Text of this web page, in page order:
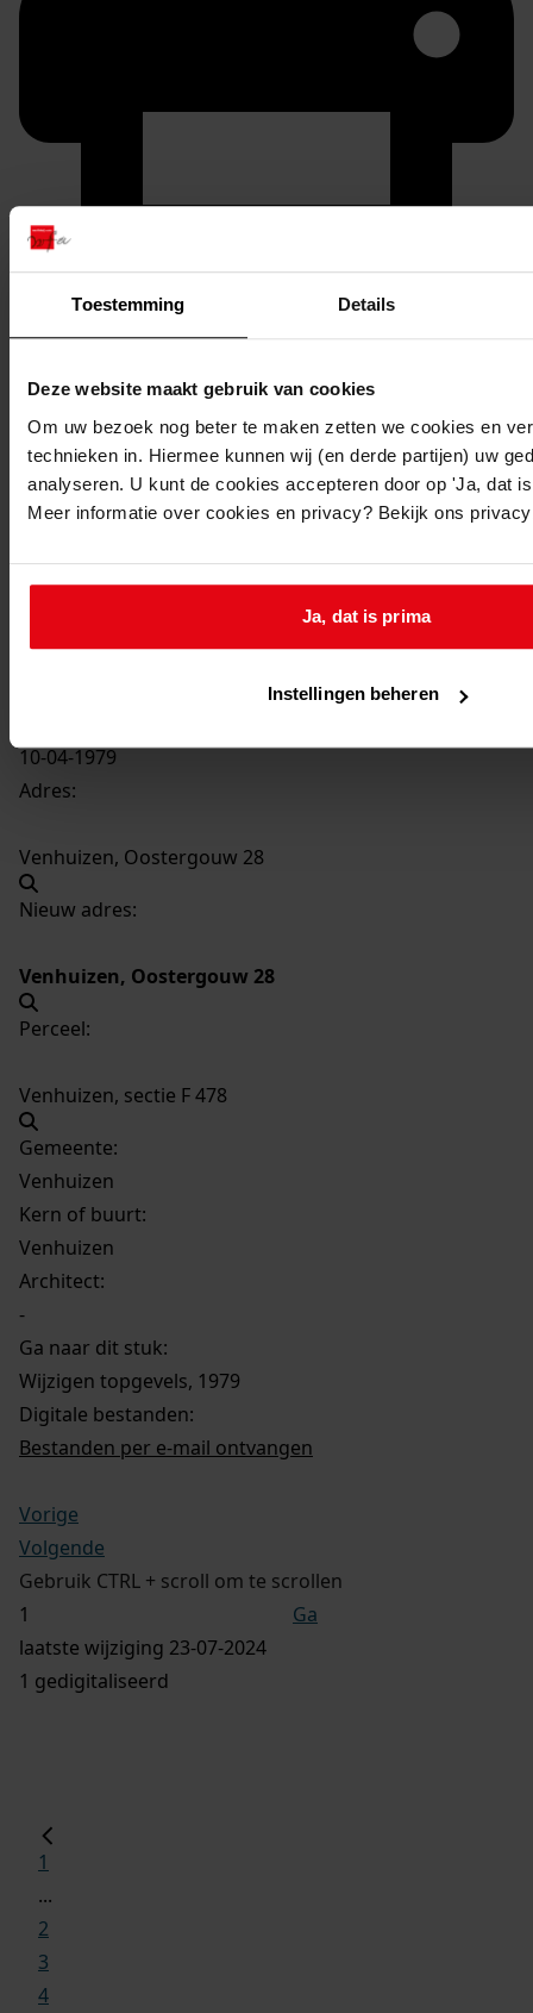
Toestemming Details
Deze website maakt gebruik van cookies
Om uw bezoek nog beter te maken zetten we cookies en
technieken in. Hiermee kunnen wij (en derde partijen) uw
analyseren. U kunt de cookies accepteren door op 'Ja, dat
Meer informatie over cookies en privacy? Bekijk ons
Ja, dat is prima
Instellingen beheren
duurzaam webadres
Inventaris
Oostergouw
3878Wijzigen topgevels, 1979
Datering:
Beschrijving:
10-04-1979
Adres:
Venhuizen, Oostergouw 28
Nieuw adres:
Venhuizen, Oostergouw 28
Perceel:
Venhuizen, sectie F 478
Gemeente:
Venhuizen
Kern of buurt:
Venhuizen
Architect:
-
Ga naar dit stuk:
Wijzigen topgevels, 1979
Digitale bestanden:
Bestanden per e-mail ontvangen
Vorige
Volgende
Gebruik CTRL + scroll om te scrollen
Ga
laatste wijziging 23-07-2024
1 gedigitaliseerd
1
...
2
3
4